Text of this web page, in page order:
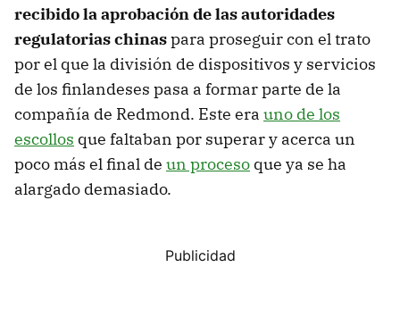
recibido la aprobación de las autoridades
regulatorias chinaspara proseguir con el trato
por el que la división de dispositivos y servicios
de los finlandeses pasa a formar parte de la
compañía de Redmond. Este era uno de los
escollos que faltaban por superar y acerca un
poco más el final de un proceso que ya se ha
alargado demasiado.